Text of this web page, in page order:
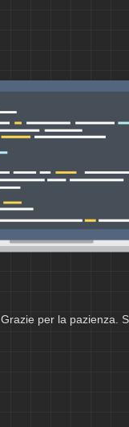
Grazie per la pazienza.